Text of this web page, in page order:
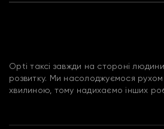
Opti таксі завжди на стороні
розвитку. Ми насолоджуємося
хвилиною, тому надихаємо інших